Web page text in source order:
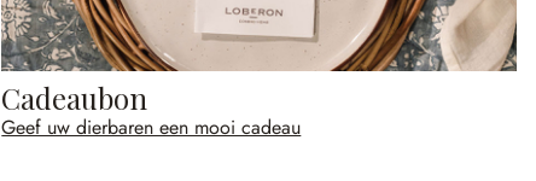
Cadeaubon
Geef uw dierbaren een mooi cadeau